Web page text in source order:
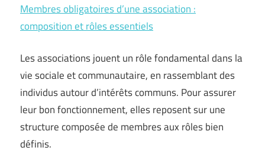
Membres obligatoires d’une association :
composition et rôles essentiels
Les associations jouent un rôle fondamental dans la
vie sociale et communautaire, en rassemblant des
individus autour d’intérêts communs. Pour assurer
leur bon fonctionnement, elles reposent sur une
structure composée de membres aux rôles bien
définis.